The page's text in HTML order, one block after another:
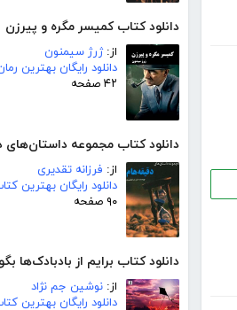
دانلود کتاب کمیسر مگره و پیرزن
از:ژرژ سیمنون
دانلود رایگان بهترین
۴۲ صفحه
دانلود کتاب مجموعه داستان‌های
از: فرزانه تقدیری
دانلود رایگان بهترین
۹۰ صفحه
دانلود کتاب برایم از بادبادک‌ها بگو
از: نوشین جم نژاد
دانلود رایگان بهترین